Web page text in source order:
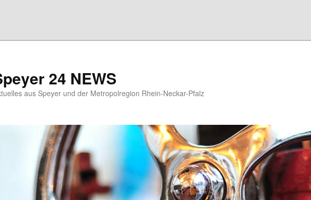
24 NEWS
aus Speyer und der Metropolregion Rhein-Neckar-Pfalz